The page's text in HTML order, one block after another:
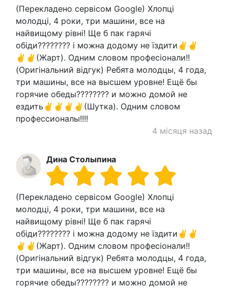
(Перекладено сервісом Google) Хлопці
молодці, 4 роки, три машини, все на
найвищому рівні! Ще б пак гарячі
обіди???????? і можна додому не їздити✌️✌️
✌️✌️(Жарт). Одним словом професіонали!!
(Оригінальний відгук) Ребята молодцы, 4 года,
три машины, все на высшем уровне! Ещё бы
горячие обеды???????? и можно домой не
ездить✌️✌️✌️✌️(Шутка). Одним словом
профессионалы!!!!
4 місяця назад
Дина Столыпина
(Перекладено сервісом Google) Хлопці
молодці, 4 роки, три машини, все на
найвищому рівні! Ще б пак гарячі
обіди???????? і можна додому не їздити✌️✌️
✌️✌️(Жарт). Одним словом професіонали!!
(Оригінальний відгук) Ребята молодцы, 4 года,
три машины, все на высшем уровне! Ещё бы
горячие обеды???????? и можно домой не